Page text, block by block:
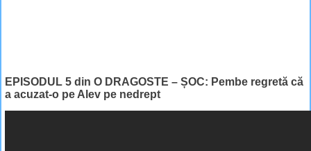
EPISODUL 5 din O DRAGOSTE – ȘOC: Pembe regretă că
a acuzat-o pe Alev pe nedrept